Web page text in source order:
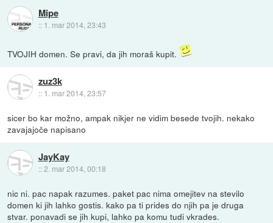
Mipe
:: 1. mar 2014, 23:43
TVOJIH domen. Se pravi, da jih moraš kupit.
zuz3k
:: 1. mar 2014, 23:57
sicer bo kar možno, ampak nikjer ne vidim besede tvojih. nekako
zavajajoče napisano
JayKay
::2. mar 2014, 00:18
nic ni. pac napak razumes. paket pac nima omejitev na stevilo
domen ki jih lahko gostis. kako pa ti prides do njih pa je druga
stvar. ponavadi se jih kupi, lahko pa komu tudi vkrades.